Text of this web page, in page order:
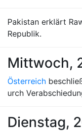
Pakistan erklärt
Republik.
Mittwoch,
Österreich
urch
Dienstag,